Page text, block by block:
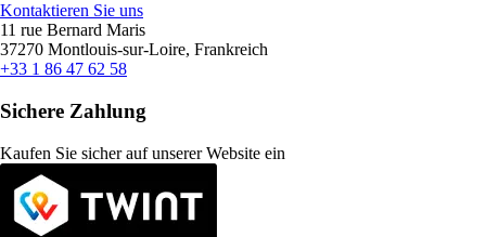
Kontaktieren Sie uns
11 rue Bernard Maris
37270 Montlouis-sur-Loire, Frankreich
+33 1 86 47 62 58
Sichere Zahlung
Kaufen Sie sicher auf unserer Website ein